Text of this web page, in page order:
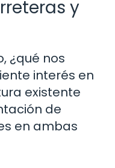
y
¿qué nos
interés en
existente
de
en ambas